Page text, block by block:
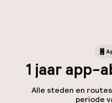
1 jaar app-
Alle steden en
periode